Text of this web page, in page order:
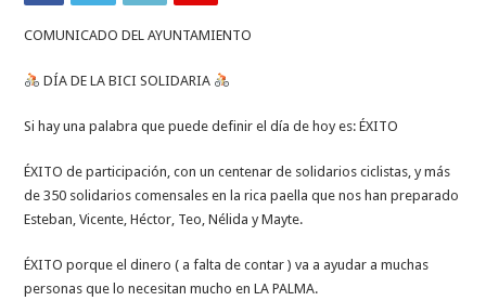
COMUNICADO DEL AYUNTAMIENTO
DÍA DE LA BICI SOLIDARIA
Si hay una palabra que puede definir el día de hoy es: ÉXITO
ÉXITO de participación, con un centenar de solidarios ciclistas, y más
de 350 solidarios comensales en la rica paella que nos han preparado
Esteban, Vicente, Héctor, Teo, Nélida y Mayte.
ÉXITO porque el dinero ( a falta de contar ) va a ayudar a muchas
personas que lo necesitan mucho en LA PALMA.